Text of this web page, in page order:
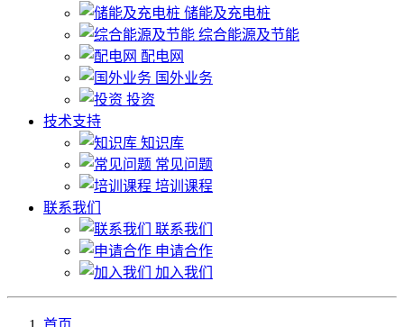
储能及充电桩
综合能源及节能
配电网
国外业务
投资
技术支持
知识库
常见问题
培训课程
联系我们
联系我们
申请合作
加入我们